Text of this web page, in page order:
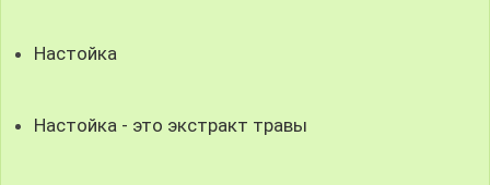
Настойка
Настойка - это экстракт травы